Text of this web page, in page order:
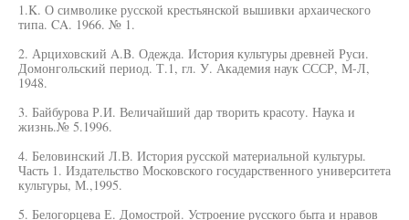
1.K. О символике русской крестьянской вышивки архаического
типа. CA. 1966. № 1.
2. Арциховский A.B. Одежда. История культуры древней Руси.
Домонгольский период. Т.1, гл. У. Академия наук СССР, М-Л,
1948.
3. Байбурова Р.И. Величайший дар творить красоту. Наука и
жизнь.№ 5.1996.
4. Беловинский Л.В. История русской материальной культуры.
Часть 1. Издательство Московского государственного университета
культуры, М.,1995.
5. Белогорцева Е. Домострой. Устроение русского быта и нравов